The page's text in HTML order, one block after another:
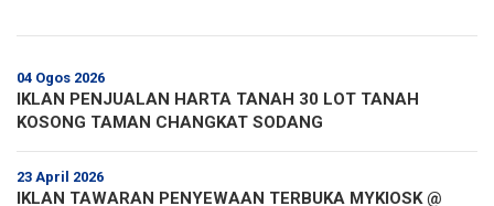
04 Ogos 2026
IKLAN PENJUALAN HARTA TANAH 30 LOT TANAH
KOSONG TAMAN CHANGKAT SODANG
23 April 2026
IKLAN TAWARAN PENYEWAAN TERBUKA MYKIOSK @